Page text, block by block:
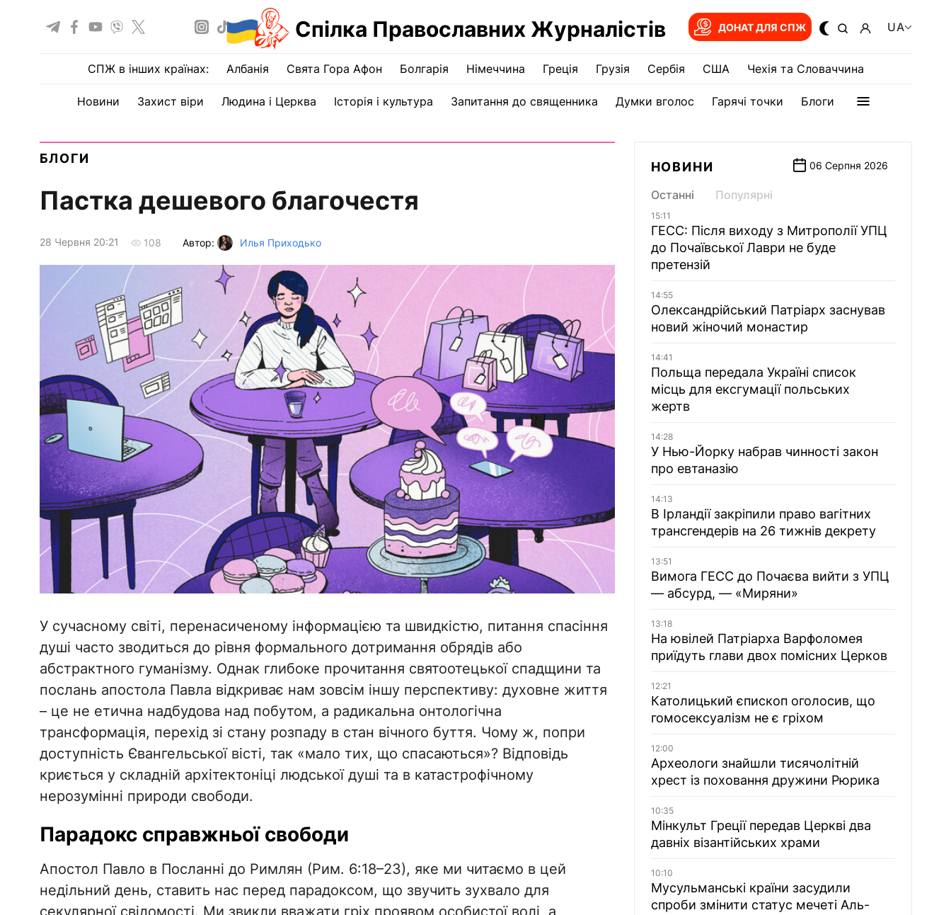
Спілка Православних Журналістів ДОНАТ ДЛЯ СПЖ UA
СПЖ в інших країнах: Албанія Свята Гора Афон Болгарія Німеччина Греція Грузія Сербія США Чехія та Словаччина
Новини Захист віри Людина і Церква Історія і культура Запитання до священника Думки вголос Гарячі точки Блоги
БЛОГИ
Пастка дешевого благочестя
28 Червня 20:21 108 Автор: Илья Приходько
​У сучасному світі, перенасиченому інформацією та швидкістю, питання спасіння
душі часто зводиться до рівня формального дотримання обрядів або
абстрактного гуманізму. Однак глибоке прочитання святоотецької спадщини та
послань апостола Павла відкриває нам зовсім іншу перспективу: духовне життя
– це не етична надбудова над побутом, а радикальна онтологічна
трансформація, перехід зі стану розпаду в стан вічного буття. Чому ж, попри
доступність Євангельської вісті, так «мало тих, що спасаються»? Відповідь
криється у складній архітектоніці людської душі та в катастрофічному
нерозумінні природи свободи.
​Парадокс справжньої свободи
​Апостол Павло в Посланні до Римлян (Рим. 6:18–23), яке ми читаємо в цей
недільний день, ставить нас перед парадоксом, що звучить зухвало для
НОВИНИ 06 Серпня 2026
Останні Популярні
15:11
ГЕСС: Після виходу з Митрополії УПЦ
до Почаївської Лаври не буде
претензій
14:55
Олександрійський Патріарх заснував
новий жіночий монастир
14:41
Польща передала Україні список
місць для ексгумації польських
жертв
14:28
У Нью-Йорку набрав чинності закон
про евтаназію
14:13
В Ірландії закріпили право вагітних
трансгендерів на 26 тижнів декрету
13:51
Вимога ГЕСС до Почаєва вийти з УПЦ
— абсурд, — «Миряни»
13:18
На ювілей Патріарха Варфоломея
приїдуть глави двох помісних Церков
12:21
Католицький єпископ оголосив, що
гомосексуалізм не є гріхом
12:00
Археологи знайшли тисячолітній
хрест із поховання дружини Рюрика
10:35
Мінкульт Греції передав Церкві два
давніх візантійських храми
10:10
Мусульманські країни засудили
спроби змінити статус мечеті Аль-